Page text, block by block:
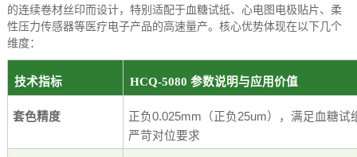
的连续卷材丝印而设计，特别适配于血糖试纸、心电图电极贴片、柔
性压力传感器等医疗电子产品的高速量产。核心优势体现在以下几个
维度：
技术指标 HCQ-5080 参数说明与应用价值
套色精度 正负0.025mm （正负25um），满足血糖试
严苛对位要求